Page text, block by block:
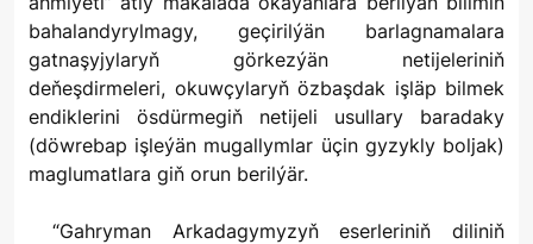
bahalandyrylmagy, geçirilýän barlagnamalara
gatnaşyjylaryň görkezýän netijeleriniň
deňeşdirmeleri, okuwçylaryň özbaşdak işläp bilmek
endiklerini ösdürmegiň netijeli usullary baradaky
(döwrebap işleýän mugallymlar üçin gyzykly boljak)
maglumatlara giň orun berilýär.
“Gahryman Arkadagymyzyň eserleriniň diliniň